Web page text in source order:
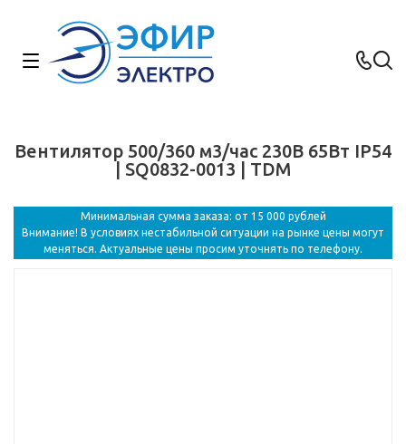
Вентилятор 500/360 м3/час 230В 65Вт IP54
| SQ0832-0013 | TDM
Минимальная сумма заказа: от 15 000 рублей
Внимание! В условиях нестабильной ситуации на рынке цены могут
меняться. Актуальные цены просим уточнять по телефону.